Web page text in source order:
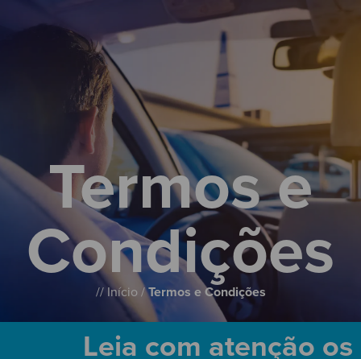
Termos e
Condições
// Início /Termos e Condições
Leia com atenção os